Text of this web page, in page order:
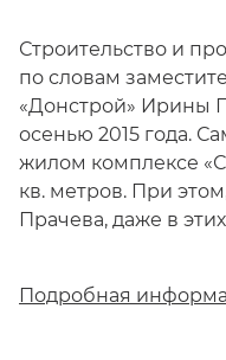
Строительство и
по словам
«Донстрой» Ирины
осенью 2015 года.
жилом комплексе
кв. метров. При
Прачева, даже в
Подробная